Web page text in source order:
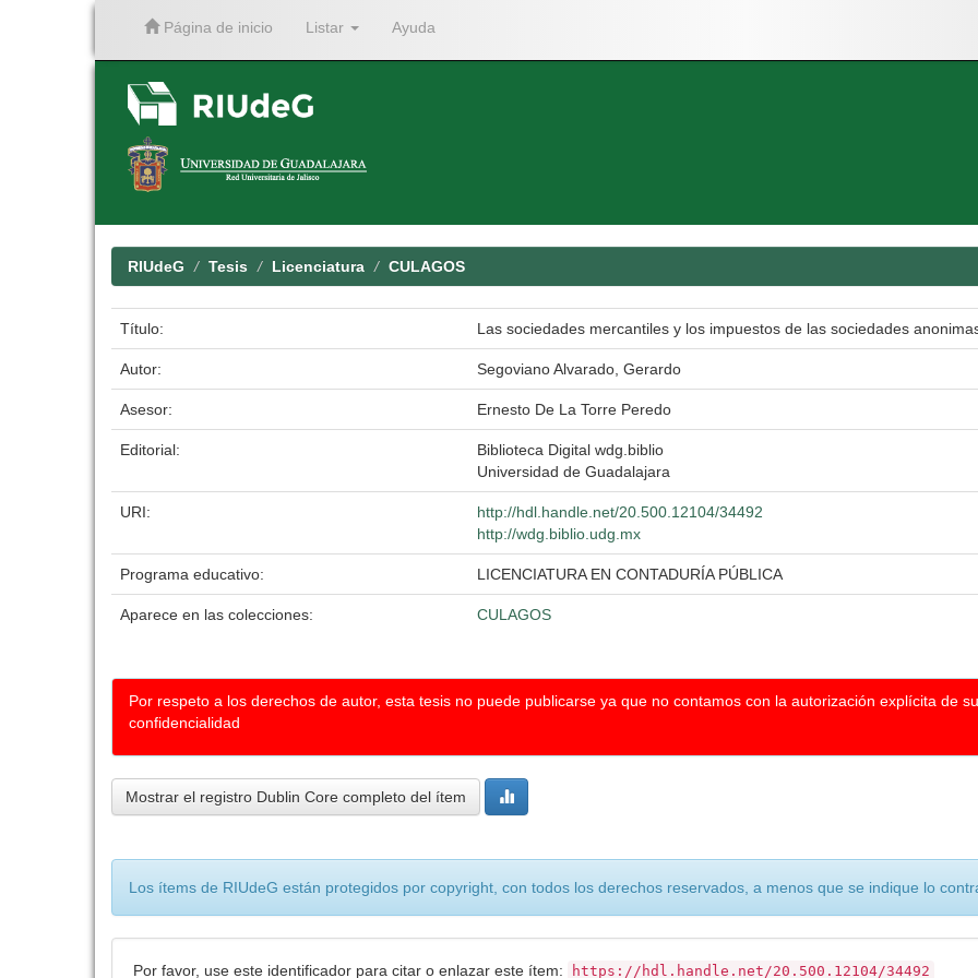
Página de inicio Listar Ayuda
RIUdeG Tesis Licenciatura CULAGOS
Título: Las sociedades mercantiles y los impuestos de las sociedades
Autor: Segoviano Alvarado, Gerardo
Asesor: Ernesto De La Torre Peredo
Editorial:
Biblioteca Digital wdg.biblio
Universidad de Guadalajara
URI:
http://hdl.handle.net/20.500.12104/34492
http://wdg.biblio.udg.mx
Programa educativo: LICENCIATURA EN CONTADURÍA PÚBLICA
Aparece en las colecciones: CULAGOS
Por respeto a los derechos de autor, esta tesis no puede publicarse ya que no contamos con la autorización explícita de
confidencialidad
Mostrar el registro Dublin Core completo del ítem
Los ítems de RIUdeG están protegidos por copyright, con todos los derechos reservados, a menos que se indique lo
Por favor, use este identificador para citar o enlazar este ítem: https://hdl.handle.net/20.500.12104/34492